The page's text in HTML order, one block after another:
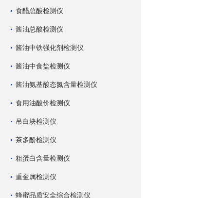
食醋总酸检测仪
酱油总酸检测仪
酱油中铁强化剂检测仪
酱油中食盐检测仪
酱油氨基酸态氮含量检测仪
食用油酸价检测仪
吊白块检测仪
茶多酚检测仪
粗蛋白含量检测仪
重金属检测仪
蜂蜜品质安全综合检测仪